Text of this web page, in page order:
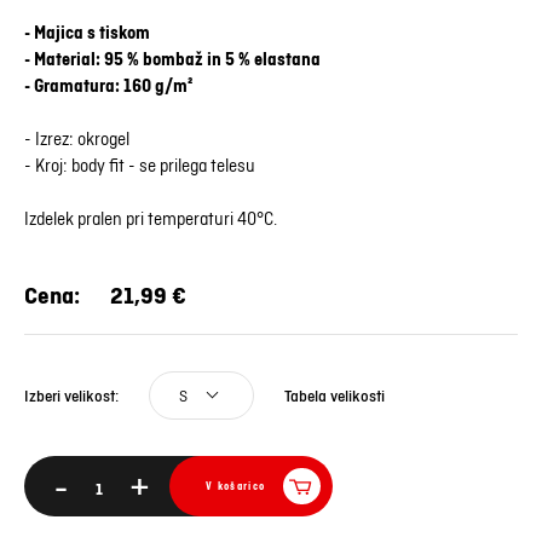
- Majica s tiskom
- Material: 95 % bombaž in 5 % elastana
- Gramatura: 160 g/m²
- Izrez: okrogel
- Kroj: body fit - se prilega telesu
Izdelek pralen pri temperaturi 40°C.
Cena: 21,99 €
Izberi velikost: S Tabela velikosti
- + V košarico